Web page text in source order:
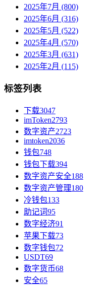
2025年7月 (800)
2025年6月 (316)
2025年5月 (522)
2025年4月 (570)
2025年3月 (631)
2025年2月 (115)
标签列表
下载3047
imToken2793
数字资产2723
imtoken2036
钱包748
钱包下载394
数字资产安全188
数字资产管理180
冷钱包133
助记词95
数字经济91
苹果下载73
数字钱包72
USDT69
数字货币68
安全65